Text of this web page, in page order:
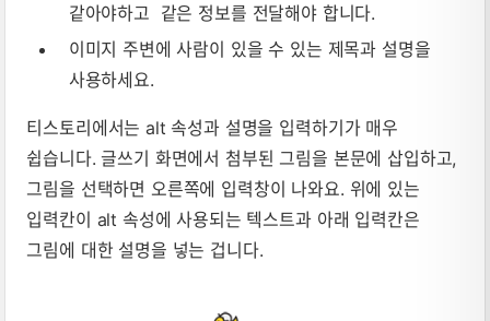
같아야하고 같은 정보를 전달해야 합니다.
이미지 주변에 사람이 있을 수 있는 제목과 설명을
사용하세요.
티스토리에서는 alt 속성과 설명을 입력하기가 매우
쉽습니다. 글쓰기 화면에서 첨부된 그림을 본문에 삽입하고,
그림을 선택하면 오른쪽에 입력창이 나와요. 위에 있는
입력칸이 alt 속성에 사용되는 텍스트과 아래 입력칸은
그림에 대한 설명을 넣는 겁니다.